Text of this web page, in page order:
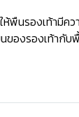
รองเท้ามีคว
องรองเท้ากับ